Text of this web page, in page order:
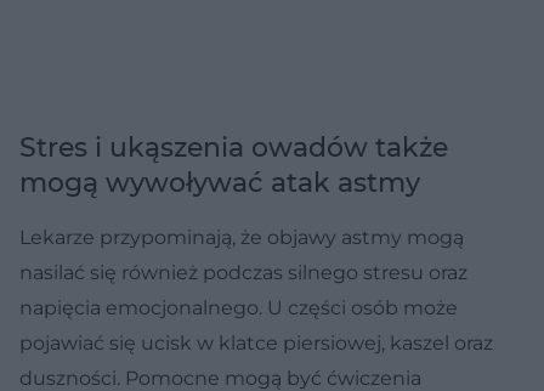
Stres i ukąszenia owadów także
mogą wywoływać atak astmy
Lekarze przypominają, że objawy astmy mogą
nasilać się również podczas silnego stresu oraz
napięcia emocjonalnego. U części osób może
pojawiać się ucisk w klatce piersiowej, kaszel oraz
duszności. Pomocne mogą być ćwiczenia